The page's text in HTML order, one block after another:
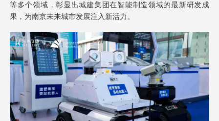
等多个领域，彰显出城建集团在智能制造领域的最新研发成
果，为南京未来城市发展注入新活力。